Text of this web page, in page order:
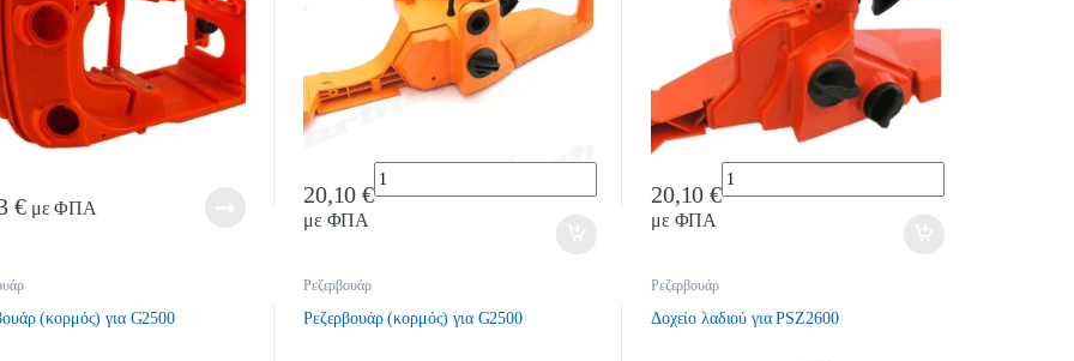
€ με ΦΠΑ
20,10€
με ΦΠΑ
Quantity
20,10€
με ΦΠΑ
Quantity
(κορμός) για G2500
Ρεζερβουάρ
Ρεζερβουάρ (κορμός) για G2500
Ρεζερβουάρ
Δοχείο λαδιού για PSZ2600